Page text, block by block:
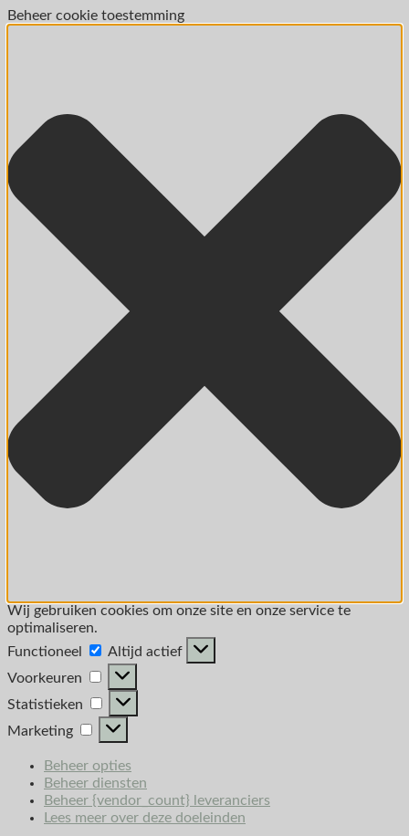
Beheer cookie toestemming
Wij gebruiken cookies om onze site en onze service te
optimaliseren.
Functioneel
Altijd actief
Voorkeuren
Statistieken
Marketing
Beheer opties
Beheer diensten
Beheer {vendor_count} leveranciers
Lees meer over deze doeleinden